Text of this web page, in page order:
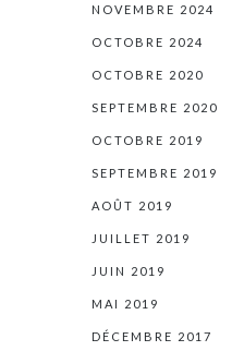
NOVEMBRE 2024
OCTOBRE 2024
OCTOBRE 2020
SEPTEMBRE 2020
OCTOBRE 2019
SEPTEMBRE 2019
AOÛT 2019
JUILLET 2019
JUIN 2019
MAI 2019
DÉCEMBRE 2017